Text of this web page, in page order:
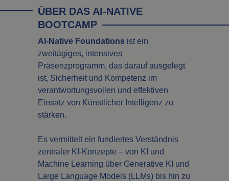
ÜBER DAS AI-NATIVE
BOOTCAMP
AI-Native Foundations ist ein
zweitägiges, intensives
Präsenzprogramm, das darauf ausgelegt
ist, Sicherheit und Kompetenz im
verantwortungsvollen und effektiven
Einsatz von Künstlicher Intelligenz zu
stärken.
Es vermittelt ein fundiertes Verständnis
zentraler KI-Konzepte – von KI und
Machine Learning über Generative KI und
Large Language Models (LLMs) bis hin zu